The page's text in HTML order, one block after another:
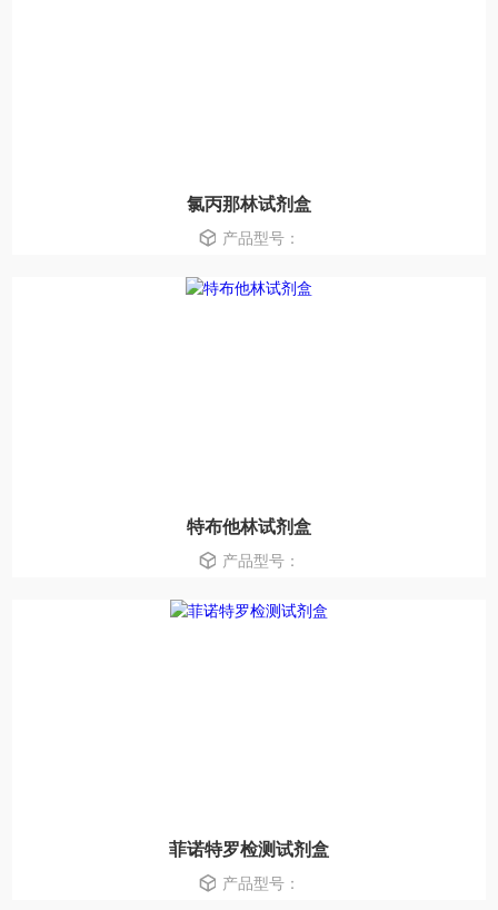
氯丙那林试剂盒
产品型号：
特布他林试剂盒
产品型号：
菲诺特罗检测试剂盒
产品型号：